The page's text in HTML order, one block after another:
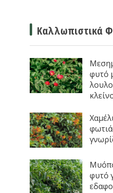
Καλλωπιστικά
φυτό
φυτό